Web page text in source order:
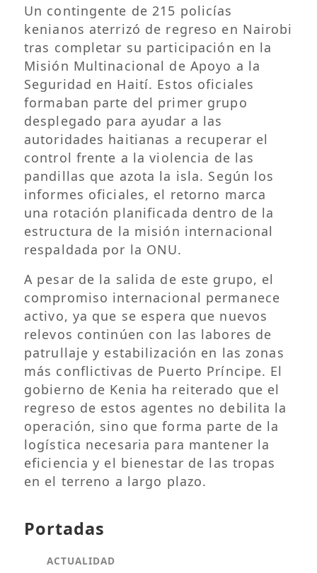
Un contingente de 215 policías
kenianos aterrizó de regreso en Nairobi
tras completar su participación en la
Misión Multinacional de Apoyo a la
Seguridad en Haití. Estos oficiales
formaban parte del primer grupo
desplegado para ayudar a las
autoridades haitianas a recuperar el
control frente a la violencia de las
pandillas que azota la isla. Según los
informes oficiales, el retorno marca
una rotación planificada dentro de la
estructura de la misión internacional
respaldada por la ONU.
A pesar de la salida de este grupo, el
compromiso internacional permanece
activo, ya que se espera que nuevos
relevos continúen con las labores de
patrullaje y estabilización en las zonas
más conflictivas de Puerto Príncipe. El
gobierno de Kenia ha reiterado que el
regreso de estos agentes no debilita la
operación, sino que forma parte de la
logística necesaria para mantener la
eficiencia y el bienestar de las tropas
en el terreno a largo plazo.
Portadas
ACTUALIDAD